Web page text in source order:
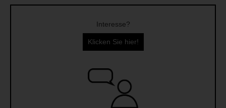
Interesse?
Klicken Sie hier!